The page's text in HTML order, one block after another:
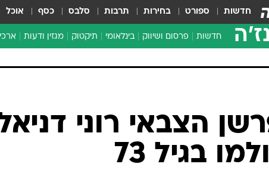
חדשות ספורט בחירות תרבות סלבס כסף אוכל
חדשות פרסום ושיווק בינלאומי תיקטוק מגזין ודעות
הצבאי רוני
בגיל 73